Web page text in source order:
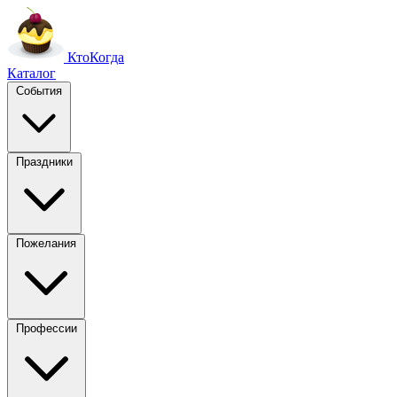
КтоКогда
Каталог
События
Праздники
Пожелания
Профессии